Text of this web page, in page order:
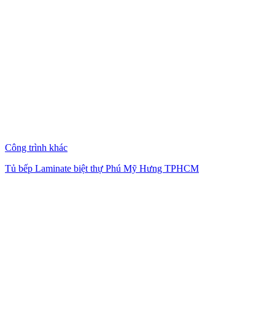
Công trình khác
Tủ bếp Laminate biệt thự Phú Mỹ Hưng TPHCM